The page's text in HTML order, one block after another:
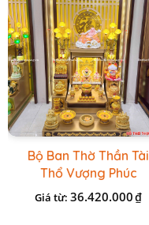
Bộ Ban Thờ Thần Tài
Thổ Vượng Phúc
Trường + Bộ Đồ Sứ
Cao Cấp Gấm Vàng
Giá từ: 36.420.000₫